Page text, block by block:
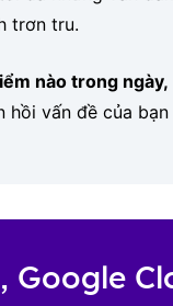
trơn tru.
nào trong ngày,
hồi vấn đề của
Google